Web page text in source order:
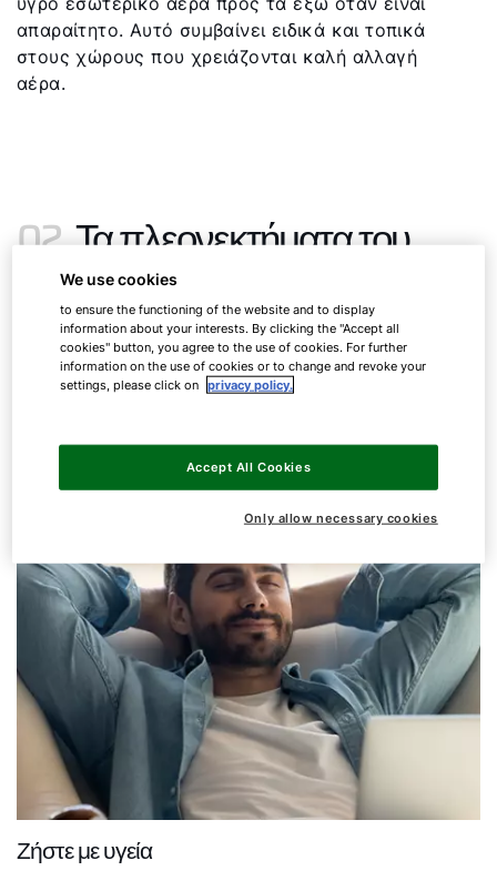
απαραίτητο. Αυτό συμβαίνει ειδικά και τοπικά
στους χώρους που χρειάζονται καλή αλλαγή
αέρα.
02. Τα πλεονεκτήματα του
τοπικού αερισμού
Ανεξάρτητα από το αν πρόκειται για μπάνιο,
κρεβατοκάμαρα ή υπόγειο: με τον τοπικό αερισμό,
το χειροκίνητο άνοιγμα των παραθύρων σε
Ζήστε με υγεία
We use cookies
to ensure the functioning of the website and to display
information about your interests. By clicking the "Accept all
cookies" button, you agree to the use of cookies. For further
information on the use of cookies or to change and revoke your
settings, please click on privacy policy.
Only allow necessary cookies
Accept All Cookies